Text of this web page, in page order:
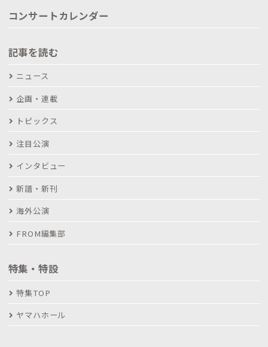
コンサートカレンダー
記事を読む
ニュース
企画・連載
トピックス
注目公演
インタビュー
新譜・新刊
海外公演
FROM編集部
特集・特設
特集TOP
ヤマハホール